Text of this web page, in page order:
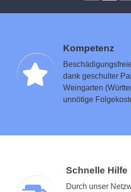
Kompetenz
dank geschulter
Weingarten
unnötige
Schnelle Hilfe
Durch unser